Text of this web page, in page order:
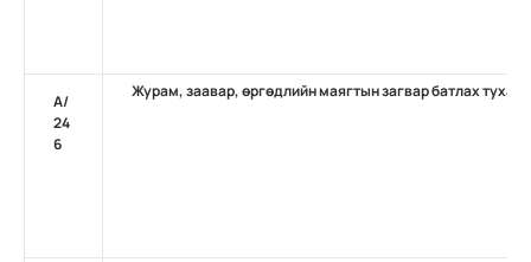
A/
24
6
Журам, заавар, өргөдлийн маягтын загвар батлах тухай